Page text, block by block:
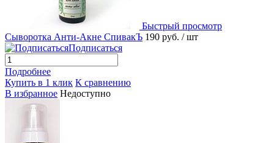
Быстрый просмотр
Сыворотка Анти-Акне СпивакЪ 190 руб. / шт
Подписаться
Подробнее
Купить в 1 клик К сравнению
В избранное Недоступно